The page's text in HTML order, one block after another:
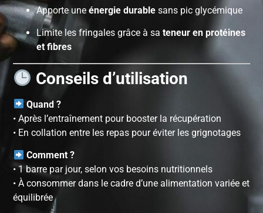
Apporte uneénergie durable sans pic glycémique
Limite les fringales grâce à sateneur en protéines
et fibres
Conseils d’utilisation
Quand ?
• Après l’entraînement pour booster la récupération
• En collation entre les repas pour éviter les grignotages
Comment ?
• 1 barre par jour, selon vos besoins nutritionnels
• À consommer dans le cadre d’une alimentation variée et
équilibrée